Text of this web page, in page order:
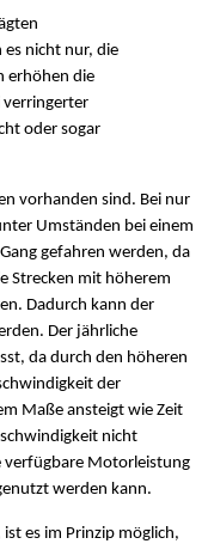
nicht nur, die
erhöhen die
verringerter
oder sogar
vorhanden sind. Bei nur
Umständen bei einem
gefahren werden, da
Strecken mit höherem
Dadurch kann der
Der jährliche
da durch den höheren
der
Maße ansteigt wie Zeit
nicht
verfügbare Motorleistung
werden kann.
es im Prinzip möglich,